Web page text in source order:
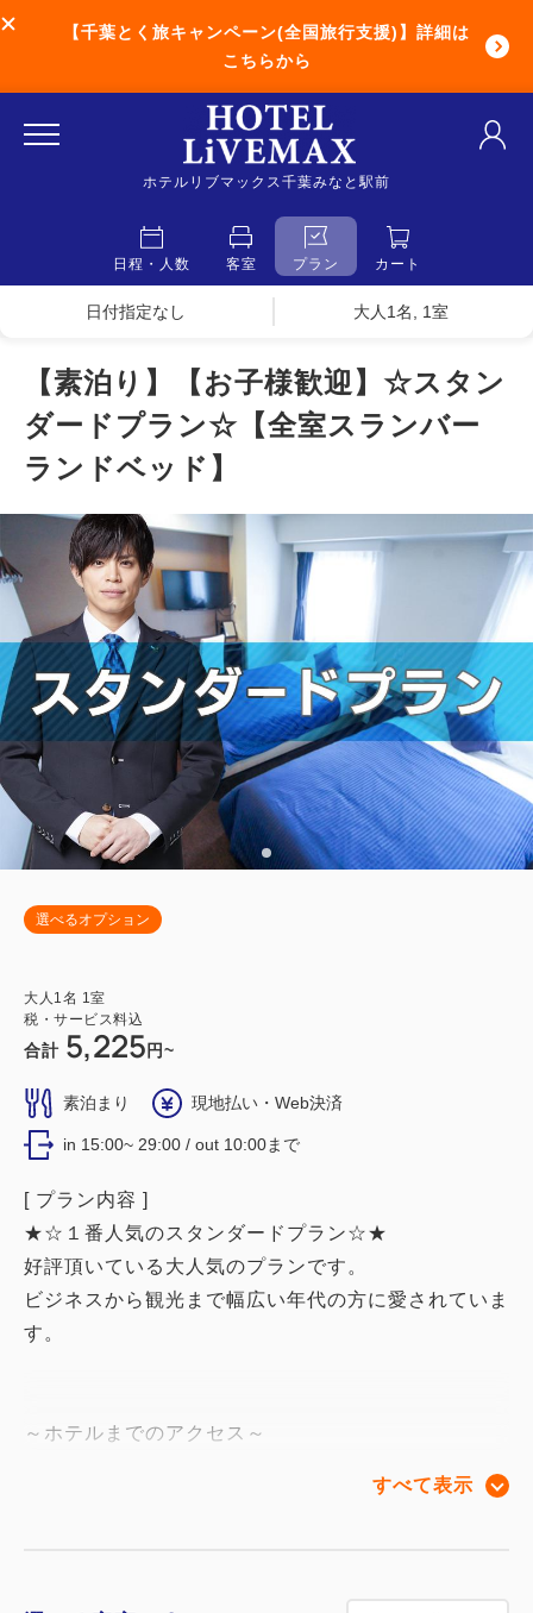
【千葉とく旅キャンペーン(全国旅行支援)】詳細は
こちらから
ホテルリブマックス千葉みなと駅前
日程・人数 客室 プラン カート
日付指定なし 大人1名, 1室
【素泊り】【お子様歓迎】☆スタン
ダードプラン☆【全室スランバー
ランドベッド】
選べるオプション
大人 1 名 1 室
税・サービス料込
合計 5,225 円~
素泊まり 現地払い・Web決済
in 15:00~ 29:00 / out 10:00まで
[ プラン内容 ]
★☆１番人気のスタンダードプラン☆★
好評頂いている大人気のプランです。
ビジネスから観光まで幅広い年代の方に愛されていま
す。
～ホテルまでのアクセス～
千葉都市モノレール「千葉みなと」駅 徒歩 約2分
【チェックイン時間】15:00～29:00
すべて表示